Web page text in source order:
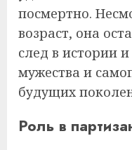
посмертно.
возраст, она
след в истории
мужества и
будущих
Роль в